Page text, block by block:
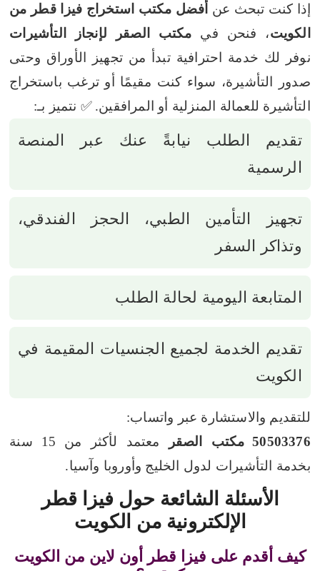
إذا كنت تبحث عن أفضل مكتب استخراج فيزا قطر من
الكويت، فنحن في مكتب الصقر لإنجاز التأشيرات
نوفر لك خدمة احترافية تبدأ من تجهيز الأوراق وحتى
صدور التأشيرة، سواء كنت مقيمًا أو ترغب باستخراج
التأشيرة للعمالة المنزلية أو المرافقين. ✅ نتميز بـ:
تقديم الطلب نيابةً عنك عبر المنصة
الرسمية
تجهيز التأمين الطبي، الحجز الفندقي،
وتذاكر السفر
المتابعة اليومية لحالة الطلب
تقديم الخدمة لجميع الجنسيات المقيمة في
الكويت
للتقديم والاستشارة عبر واتساب:
50503376 مكتب الصقر
معتمد لأكثر من 15 سنة
بخدمة التأشيرات لدول الخليج وأوروبا وآسيا.
الأسئلة الشائعة حول فيزا قطر
الإلكترونية من الكويت
كيف أقدم على فيزا قطر أون لاين من الكويت